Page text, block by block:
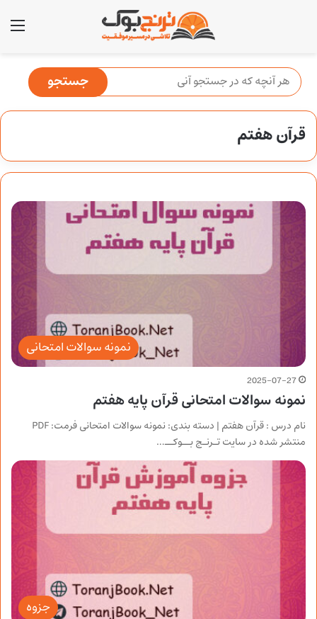
قرآن هفتم
نمونه سوالات امتحانی
2025-07-27
نمونه سوالات امتحانی قرآن پایه هفتم
منتشر شده در سایت تـرنـج بــوکــ…
جزوه